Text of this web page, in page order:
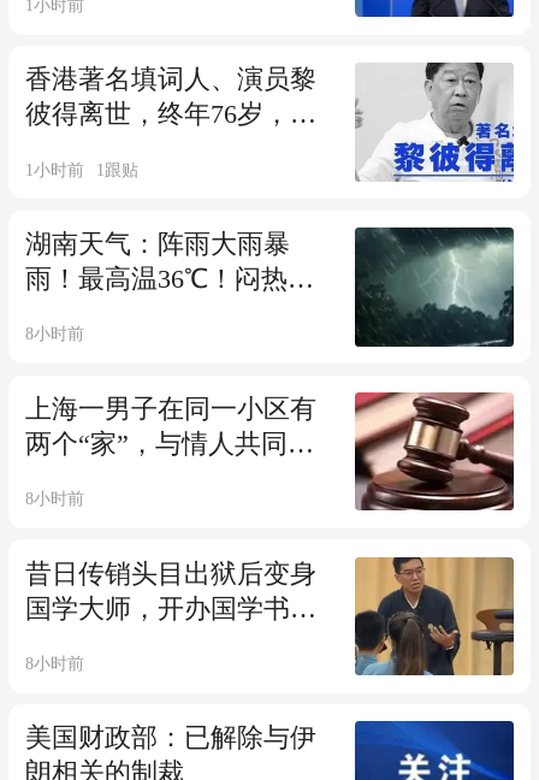
出外交回应；阿巴关系近
外交关系降为代办级
1小时前
香港著名填词人、演员黎
彼得离世，终年76岁，好
直卧床，身体机能衰退；
《济公》等
1小时前 1跟贴
湖南天气：阵雨大雨暴
雨！最高温36℃！闷热持
8小时前
上海一男子在同一小区有
两个“家”，与情人共同养
举报；法院：丈夫与情人
8小时前
昔日传销头目出狱后变身
国学大师，开办国学书院
通报：联合调查组将对如
问题进行调查取证
8小时前
美国财政部：已解除与伊
朗相关的制裁